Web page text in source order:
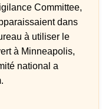
Committee,
dans
à utiliser le
à Minneapolis,
national a